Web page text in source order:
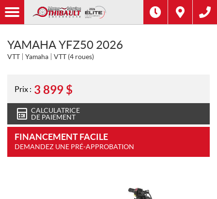
YAMAHA YFZ50 2026
VTT Yamaha VTT (4 roues)
Prix : 3 899 $
CALCULATRICE
DE PAIEMENT
FINANCEMENT FACILE
DEMANDEZ UNE PRÉ-APPROBATION